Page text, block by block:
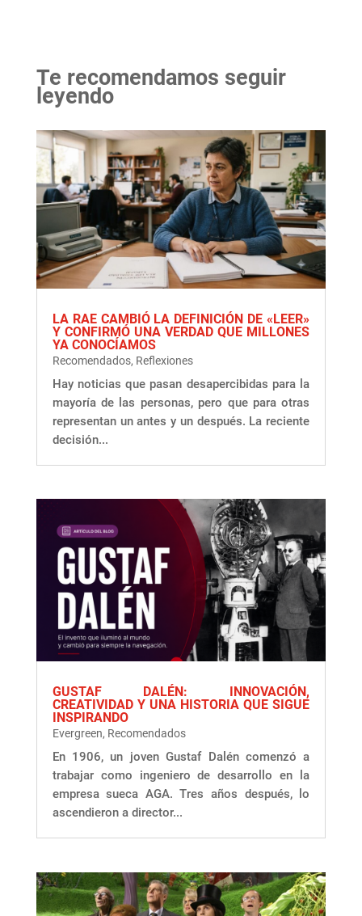
Te recomendamos seguir
leyendo
LA RAE CAMBIÓ LA DEFINICIÓN DE «LEER»
Y CONFIRMÓ UNA VERDAD QUE MILLONES
YA CONOCÍAMOS
Recomendados, Reflexiones
Hay noticias que pasan desapercibidas para la
mayoría de las personas, pero que para otras
representan un antes y un después. La reciente
decisión...
GUSTAF DALÉN: INNOVACIÓN,
CREATIVIDAD Y UNA HISTORIA QUE SIGUE
INSPIRANDO
Evergreen, Recomendados
En 1906, un joven Gustaf Dalén comenzó a
trabajar como ingeniero de desarrollo en la
empresa sueca AGA. Tres años después, lo
ascendieron a director...